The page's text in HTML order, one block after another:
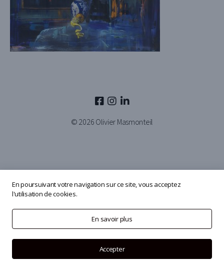
© 2026 Olivier Masmonteil
En poursuivant votre navigation sur ce site, vous acceptez
l'utilisation de cookies.
En savoir plus
Accepter